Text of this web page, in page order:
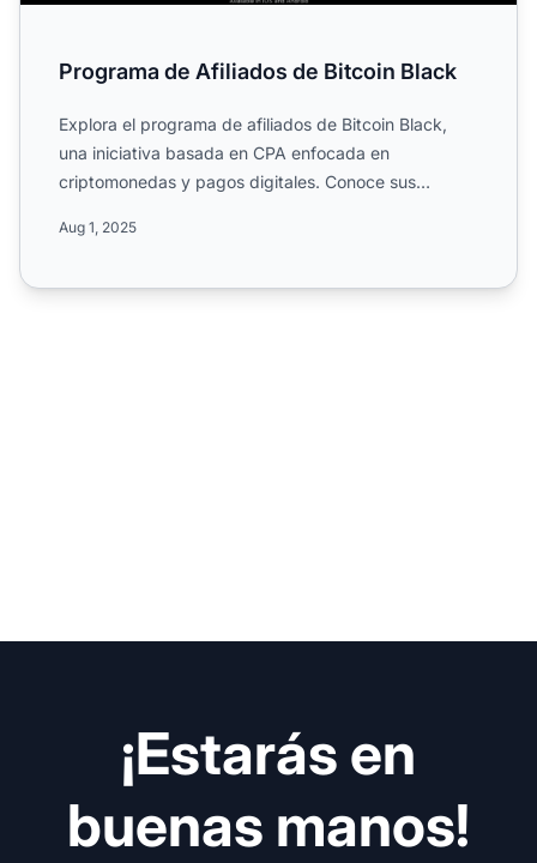
Programa de Afiliados de Bitcoin Black
Explora el programa de afiliados de Bitcoin Black,
una iniciativa basada en CPA enfocada en
criptomonedas y pagos digitales. Conoce sus
Aug 1, 2025
¡Estarás en
buenas manos!